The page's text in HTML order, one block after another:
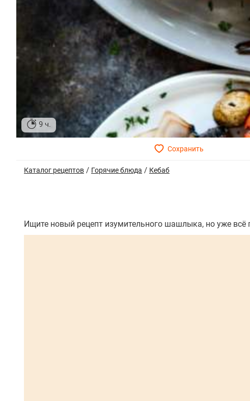
9 ч.
Каталог рецептов / Горячие блюда / Кебаб
Ищите новый рецепт изумительного шашлыка, но уже всё